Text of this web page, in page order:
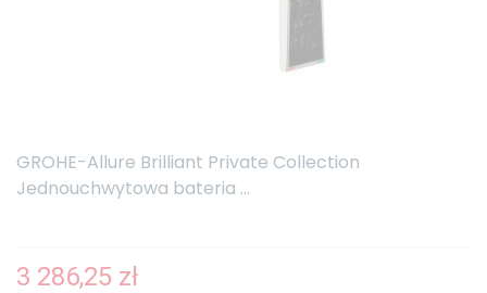
GROHE-Allure Brilliant Private Collection
Jednouchwytowa bateria ...
3 286,25 zł